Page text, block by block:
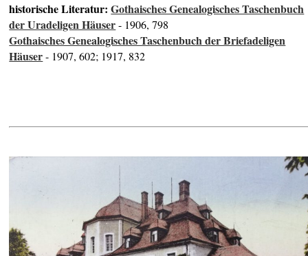
historische Literatur:Gothaisches Genealogisches Taschenbuch
der Uradeligen Häuser- 1906, 798
Gothaisches Genealogisches Taschenbuch der Briefadeligen
Häuser- 1907, 602; 1917, 832